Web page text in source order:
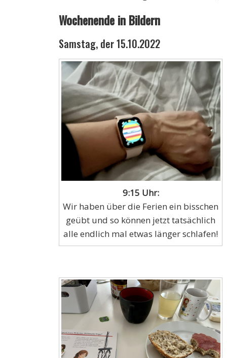
Wochenende in Bildern
Samstag, der 15.10.2022
9:15 Uhr:
Wir haben über die Ferien ein bisschen
geübt und so können jetzt tatsächlich
alle endlich mal etwas länger schlafen!